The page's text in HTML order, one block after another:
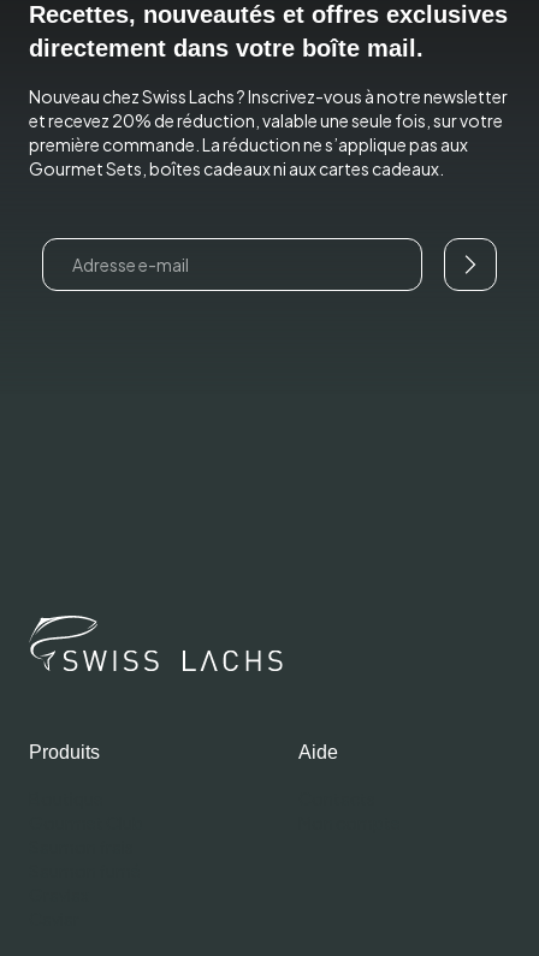
Recettes, nouveautés et offres exclusives
directement dans votre boîte mail.
Nouveau chez Swiss Lachs ? Inscrivez-vous à notre newsletter
et recevez 20% de réduction, valable une seule fois, sur votre
première commande. La réduction ne s’applique pas aux
Gourmet Sets, boîtes cadeaux ni aux cartes cadeaux.
Email
Produits Aide